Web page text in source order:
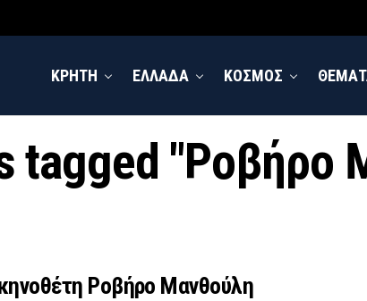
ΚΡΗΤΗ ΕΛΛΑΔΑ ΚΟΣΜΟΣ
tagged "Ροβήρο
Ροβήρο Μανθούλη